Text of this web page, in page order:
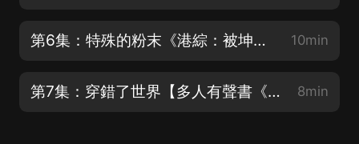
第6集：特殊的粉末《港綜：被坤哥抓去拍片》多播有聲書已上架 10min
第7集：穿錯了世界【多人有聲書《逼我重生是吧》已上架，每天爆更】 8min